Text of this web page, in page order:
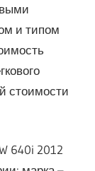
и типом
стоимости
640i 2012